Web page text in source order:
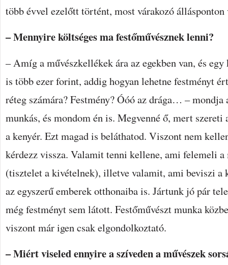
több évvel ezelőtt történt, most várakozó
– Mennyire költséges ma festőművésznek lenni?
– Amíg a művészkellékek ára az egekben van, és
is több ezer forint, addig hogyan lehetne festményt
réteg számára? Festmény? Óóó az drága… – mondja
munkás, és mondom én is. Megvenné ő, mert szereti
a kenyér. Ezt magad is beláthatod. Viszont nem
kérdezz vissza. Valamit tenni kellene, ami felemeli a
(tisztelet a kivételnek), illetve valamit, ami beviszi a
az egyszerű emberek otthonaiba is. Jártunk jó pár
még festményt sem látott. Festőművészt munka
viszont már igen csak elgondolkoztató.
– Miért viseled ennyire a szíveden a művészek